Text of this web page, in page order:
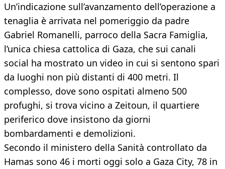
Un’indicazione sull’avanzamento dell’operazione a
tenaglia è arrivata nel pomeriggio da padre
Gabriel Romanelli, parroco della Sacra Famiglia,
l’unica chiesa cattolica di Gaza, che sui canali
social ha mostrato un video in cui si sentono spari
da luoghi non più distanti di 400 metri. Il
complesso, dove sono ospitati almeno 500
profughi, si trova vicino a Zeitoun, il quartiere
periferico dove insistono da giorni
bombardamenti e demolizioni.
Secondo il ministero della Sanità controllato da
Hamas sono 46 i morti oggi solo a Gaza City, 78 in